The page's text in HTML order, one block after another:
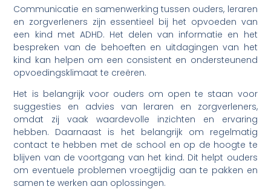
Communicatie en samenwerking tussen ouders, leraren
en zorgverleners zijn essentieel bij het opvoeden van
een kind met ADHD. Het delen van informatie en het
bespreken van de behoeften en uitdagingen van het
kind kan helpen om een consistent en ondersteunend
opvoedingsklimaat te creëren.
Het is belangrijk voor ouders om open te staan voor
suggesties en advies van leraren en zorgverleners,
omdat zij vaak waardevolle inzichten en ervaring
hebben. Daarnaast is het belangrijk om regelmatig
contact te hebben met de school en op de hoogte te
blijven van de voortgang van het kind. Dit helpt ouders
om eventuele problemen vroegtijdig aan te pakken en
samen te werken aan oplossingen.